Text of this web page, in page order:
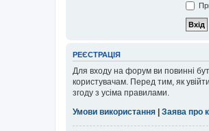
РЕЄСТРАЦІЯ
Для входу на форум ви повинні
користувачам. Перед тим, як
згоду з усіма правилами.
Умови використання | Заява про